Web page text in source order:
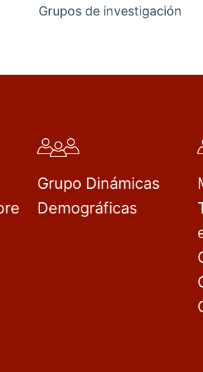
Grupos de investigación
Grupo Dinámicas
Demográficas